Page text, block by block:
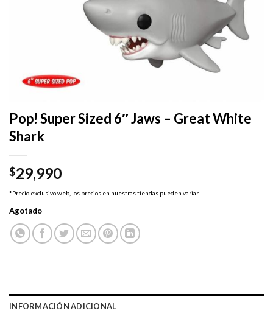
Pop! Super Sized 6″ Jaws – Great White
Shark
$29,990
*Precio exclusivo web, los precios en nuestras tiendas pueden variar.
Agotado
INFORMACIÓN ADICIONAL